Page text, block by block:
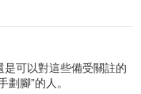
可以對這些備受關註的
腳”的人。